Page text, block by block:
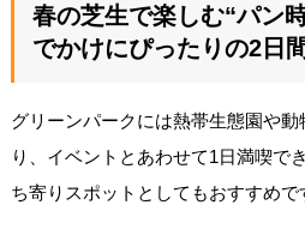
春の芝生で楽しむ“パ
でかけにぴったりの2日間
グリーンパークには熱帯生態園や
り、イベントとあわせて1日満喫で
ち寄りスポットとしてもおすすめで